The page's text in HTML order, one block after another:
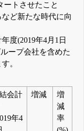
ートさせたこと
ど新たな時代に向
度(2019年4月1日
ープ会社を含めた
。
会計
年4
増減
増
減
率